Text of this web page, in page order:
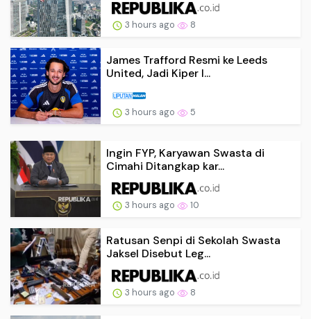
3 hours ago 8
James Trafford Resmi ke Leeds
United, Jadi Kiper I...
3 hours ago 5
Ingin FYP, Karyawan Swasta di
Cimahi Ditangkap kar...
3 hours ago 10
Ratusan Senpi di Sekolah Swasta
Jaksel Disebut Leg...
3 hours ago 8